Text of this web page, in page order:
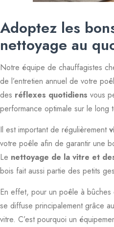
Adoptez les
nettoyage au
Notre équipe de chauffagistes
de l’entretien annuel de votre
des réflexes quotidiens vous
performance optimale sur le long
Il est important de régulièrement
votre poêle afin de garantir une
Le nettoyage de la vitre et
bois fait aussi partie des petits
En effet, pour un poêle à bûches
se diffuse principalement grâce
vitre. C’est pourquoi un